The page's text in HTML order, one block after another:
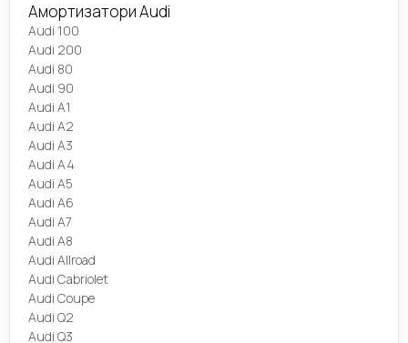
Амортизатори Audi
Audi 100
Audi 200
Audi 80
Audi 90
Audi A1
Audi A2
Audi A3
Audi A4
Audi A5
Audi A6
Audi A7
Audi A8
Audi Allroad
Audi Cabriolet
Audi Coupe
Audi Q2
Audi Q3